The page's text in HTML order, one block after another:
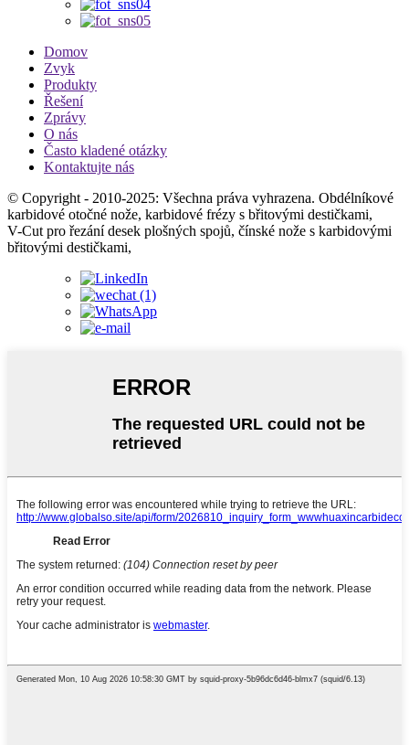
Domov
Zvyk
Produkty
Řešení
Zprávy
O nás
Často kladené otázky
Kontaktujte nás
© Copyright - 2010-2025: Všechna práva vyhrazena. Obdélníkové
karbidové otočné nože, karbidové frézy s břitovými destičkami,
V-Cut pro řezání desek plošných spojů, čínské nože s karbidovými
břitovými destičkami,